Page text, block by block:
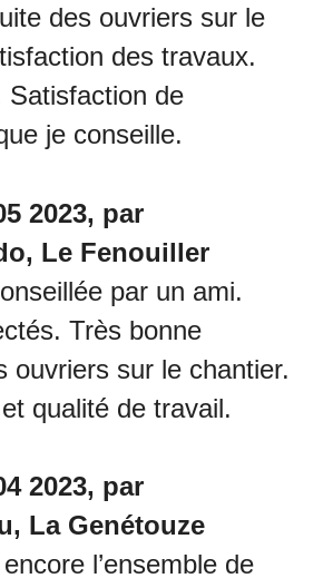
des ouvriers sur le
des travaux.
Satisfaction de
je conseille.
2023, par
Le Fenouiller
par un ami.
Très bonne
ouvriers sur le chantier.
qualité de travail.
2023, par
La Genétouze
l’ensemble de